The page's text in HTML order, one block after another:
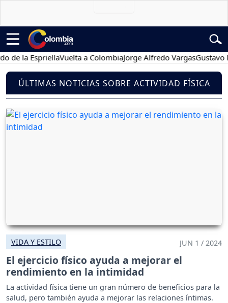
EspriellaVuelta a ColombiaJorge Alfredo VargasGustavo Petro
ÚLTIMAS NOTICIAS SOBRE ACTIVIDAD FÍSICA
VIDA Y ESTILO JUN 1 / 2024
El ejercicio físico ayuda a mejorar el
rendimiento en la intimidad
La actividad física tiene un gran número de beneficios para la
salud, pero también ayuda a mejorar las relaciones íntimas.